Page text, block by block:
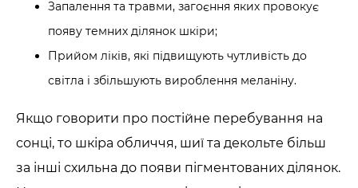
Запалення та травми, загоєння яких провокує
появу темних ділянок шкіри;
Прийом ліків, які підвищують чутливість до
світла і збільшують вироблення меланіну.
Якщо говорити про постійне перебування на
сонці, то шкіра обличчя, шиї та декольте більш
за інші схильна до появи пігментованих ділянок.